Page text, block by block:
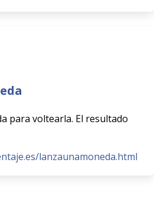
para voltearla. El resultado
lanzaunamoneda.html